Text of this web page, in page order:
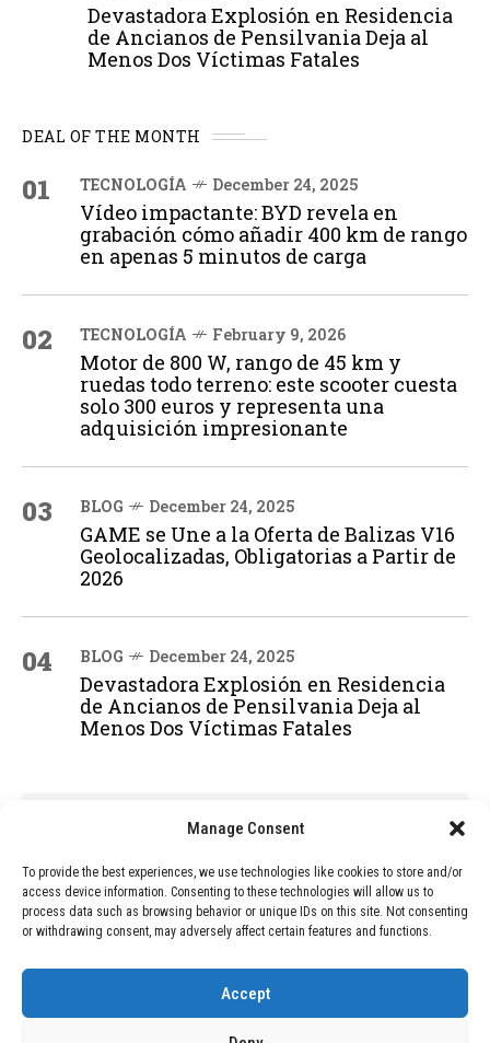
Manage Consent
To provide the best experiences, we use technologies like cookies to store and/or
access device information. Consenting to these technologies will allow us to
process data such as browsing behavior or unique IDs on this site. Not consenting
or withdrawing consent, may adversely affect certain features and functions.
Accept
Devastadora Explosión en Residencia
de Ancianos de Pensilvania Deja al
Menos Dos Víctimas Fatales
DEAL OF THE MONTH
01 TECNOLOGÍA December 24, 2025
Vídeo impactante: BYD revela en
grabación cómo añadir 400 km de rango
en apenas 5 minutos de carga
02 TECNOLOGÍA February 9, 2026
Motor de 800 W, rango de 45 km y
ruedas todo terreno: este scooter cuesta
solo 300 euros y representa una
adquisición impresionante
03 BLOG December 24, 2025
GAME se Une a la Oferta de Balizas V16
Geolocalizadas, Obligatorias a Partir de
2026
04 BLOG December 24, 2025
Devastadora Explosión en Residencia
de Ancianos de Pensilvania Deja al
Menos Dos Víctimas Fatales